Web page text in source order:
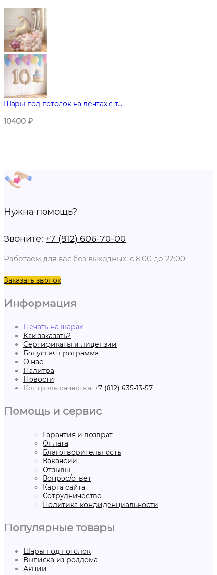
Шары под потолок на лентах с т...
10400 ₽
Нужна помощь?
Звоните: +7 (812) 606-70-00
Работаем для вас без выходных: с 8:00 до 22:00
Заказать звонок
Информация
Печать на шарах
Как заказать?
Сертификаты и лицензии
Бонусная программа
О нас
Палитра
Новости
Контроль качества: +7 (812) 635-13-57
Помощь и сервис
Гарантия и возврат
Оплата
Благотворительность
Вакансии
Отзывы
Вопрос/ответ
Карта сайта
Сотрудничество
Политика конфиденциальности
Популярные товары
Шары под потолок
Выписка из роддома
Акции